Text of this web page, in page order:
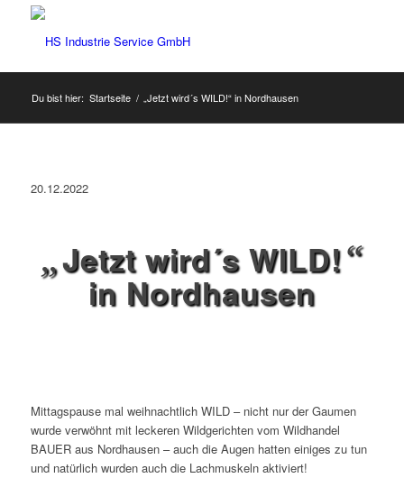
Du bist hier: Startseite / „Jetzt wird´s WILD!“ in Nordhausen
20.12.2022
„Jetzt wird´s WILD!“
in Nordhausen
Mittagspause mal weihnachtlich WILD – nicht nur der Gaumen
wurde verwöhnt mit leckeren Wildgerichten vom Wildhandel
BAUER aus Nordhausen – auch die Augen hatten einiges zu tun
und natürlich wurden auch die Lachmuskeln aktiviert!